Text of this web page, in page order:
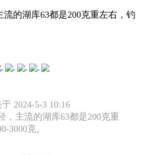
的湖库63都是200克重左右，钓
2024-5-3 10:16
，主流的湖库63都是200克重
3000克。